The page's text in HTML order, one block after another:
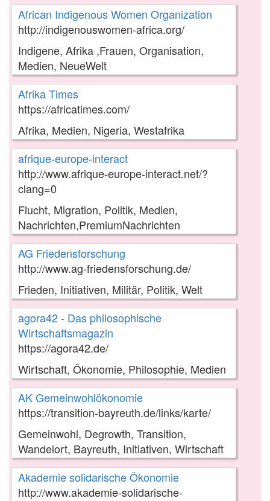
African Indigenous Women Organization
http://indigenouswomen-africa.org/
Indigene, Afrika ,Frauen, Organisation,
Medien, NeueWelt
Afrika Times
https://africatimes.com/
Afrika, Medien, Nigeria, Westafrika
afrique-europe-interact
http://www.afrique-europe-interact.net/?
clang=0
Flucht, Migration, Politik, Medien,
Nachrichten,PremiumNachrichten
AG Friedensforschung
http://www.ag-friedensforschung.de/
Frieden, Initiativen, Militär, Politik, Welt
agora42 - Das philosophische
Wirtschaftsmagazin
https://agora42.de/
Wirtschaft, Ökonomie, Philosophie, Medien
AK Gemeinwohlökonomie
https://transition-bayreuth.de/links/karte/
Gemeinwohl, Degrowth, Transition,
Wandelort, Bayreuth, Initiativen, Wirtschaft
Akademie solidarische Ökonomie
http://www.akademie-solidarische-